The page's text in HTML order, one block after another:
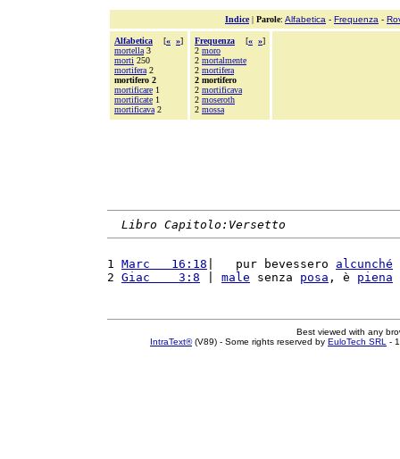
Indice| Parole: Alfabetica - Frequenza -
Alfabetica [« »]
mortella 3
morti 250
mortifera 2
mortifero 2
mortificare 1
mortificate 1
mortificava 2
Frequenza [« »]
2 moro
2 mortalmente
2 mortifera
2 mortifero
2 mortificava
2 moseroth
2 mossa
Libro Capitolo:Versetto
1 Marc   16:18 |   pur bevessero alcunché
2 Giac    3:8 male senza posa , è piena
Best viewed with any
IntraText®(V89) - Some rights reserved by EuloTech SRL -